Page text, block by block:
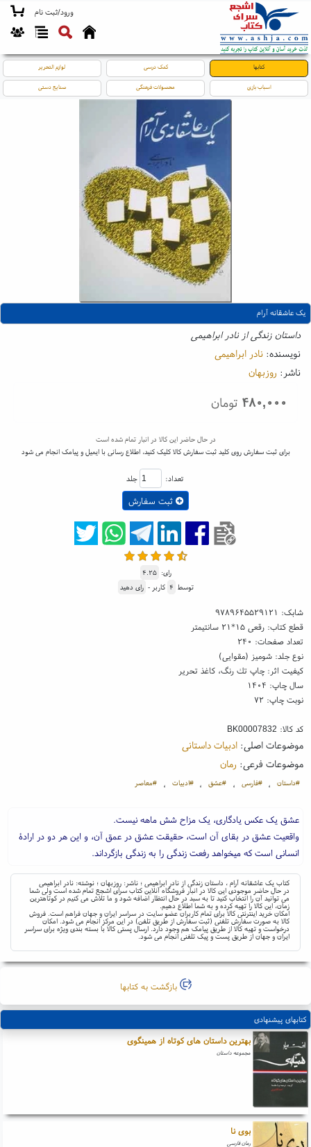
ورود/ثبت نام
کتابها کمک درسی لوازم التحریر
اسباب بازی محصولات فرهنگی صنایع دستی
یک عاشقانه آرام
داستان زندگی از نادر ابراهیمی
نویسنده: نادر ابراهیمی
ناشر: روزبهان
۴۸۰,۰۰۰ تومان
در حال حاضر این کالا در انبار تمام شده است
برای ثبت سفارش روی کلید ثبت سفارش کالا کلیک کنید، اطلاع رسانی با ایمیل و پیامک انجام می شود
تعداد: جلد
ثبت سفارش
رای: ۴.۲۵
توسط ۴ کاربر - رای دهید
شابک: ۹۷۸۹۶۴۵۵۲۹۱۲۱
قطع کتاب: رقعی ۱۵*۲۱ سانتیمتر
تعداد صفحات: ۲۴۰
نوع جلد: شومیز (مقوایی)
کیفیت اثر: چاپ تك رنگ، کاغذ تحریر
سال چاپ: ۱۴۰۴
نوبت چاپ: ۷۲
کد کالا: BK00007832
موضوعات اصلی:ادبیات داستانی
موضوعات فرعی: رمان
#داستان ، #فارسی ، #عشق ، #ادبیات ، #معاصر
عشق یک عکس یادگاری، یک مزاح شش ماهه نیست.
واقعیت عشق در بقای آن است، حقیقت عشق در عمق آن، و این هر دو در ارادۀ
انسانی است که میخواهد رفعت زندگی را به زندگی بازگرداند.
کتاب یک عاشقانه آرام ، داستان زندگی از نادر ابراهیمی ؛ ناشر: روزبهان ؛ نوشته: نادر ابراهیمی
در حال حاضر موجودی این کالا در انبار فروشگاه آنلاین کتاب سرای اشجع تمام شده است ولی شما
می توانید آن را انتخاب کنید تا به سبد در حال انتظار اضافه شود و ما تلاش می کنیم در کوتاهترین
زمان، این کالا را تهیه کرده و به شما اطلاع دهیم.
امکان خرید اینترنتی کالا برای تمام کاربران عضو سایت در سراسر ایران و جهان فراهم است. فروش
کالا به صورت سفارش تلفنی (ثبت سفارش از طریق تلفن) در این مرکز انجام می شود. امکان
درخواست و تهیه کالا از طریق پیامک هم وجود دارد. ارسال پستی کالا با بسته بندی ویژه برای سراسر
ایران و جهان از طریق پست و پیک تلفنی انجام می شود.
بازگشت به کتابها
کتابهای پیشنهادی
بهترین داستان های کوتاه از همینگوی
مجموعه داستان
بوی نا
رمان فارسی